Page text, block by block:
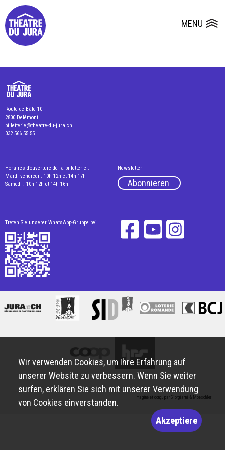
MENU
Presse Dépôts de dossiers
Route de Bâle 10
2800 Delémont
billetterie@theatre-du-jura.ch
032 566 55 55
Horaires d’ouverture de la billetterie :
Mardi-vendredi : 10h-12h et 14h-17h
Samedi : 10h-12h et 14h-16h
Newsletter
Abonnieren
Treten Sie unserer WhatsApp-Gruppe bei
Imaginé et conçu par Giorgianni & Moeschler
Wir verwenden Cookies, um Ihre Erfahrung auf
unserer Website zu verbessern. Wenn Sie weiter
surfen, erklären Sie sich mit unserer Verwendung
von Cookies einverstanden.
Akzeptiere